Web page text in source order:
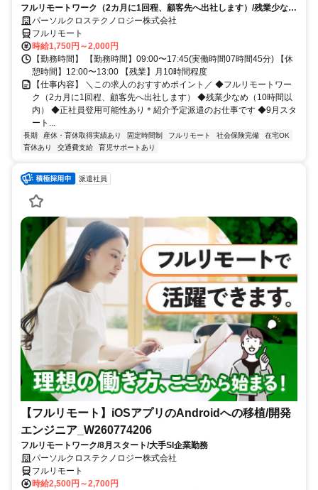
フルリモートワーク（2カ月に1回程、顧客先へ出社します）/残業少なめ
（10時間以内）/正社員登用可能性あり＊紹介予定派遣のお仕事です/9月
スタート/経験を活かせます
パーソルクロステクノロジー株式会社
フルリモート
時給1,750円～2,000円
【勤務時間】 【勤務時間】09:00〜17:45(実働時間07時間45分) 【休
憩時間】12:00〜13:00 【残業】月10時間程度
【仕事内容】 ＼この求人のおすすめポイント／ ◆フルリモートワー
ク（2カ月に1回程、顧客先へ出社します） ◆残業少なめ（10時間以
内） ◆正社員登用可能性あり＊紹介予定派遣のお仕事です ◆9月スタ
ート...
長期 産休・育休取得実績あり 固定時間制 フルリモート 社会保険完備
在宅OK
育休あり
交通費支給 育児サポートあり
派遣社員
【フルリモート】iOSアプリのAndroidへの移植/開発
エンジニア_W260774206
フルリモートワーク/8月スタート/大手SI企業勤務
パーソルクロステクノロジー株式会社
フルリモート
時給2,500円～2,700円